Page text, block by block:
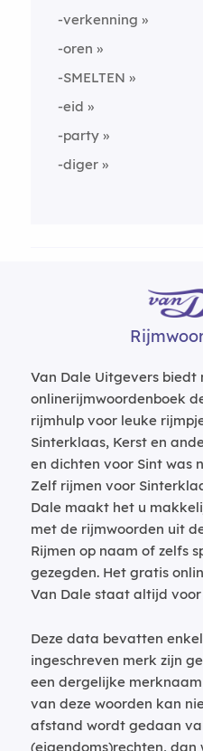
-verkenning
-oren
-SMELTEN
-eid
-party
-diger
Van Dale Uitgevers
onlinerijmwoordenboek
rijmhulp voor leuke
Sinterklaas, Kerst en
en dichten voor Sint was
Zelf rijmen voor
Dale maakt het u
met de rijmwoorden uit
Rijmen op naam of zelfs
gezegden. Het gratis
Van Dale staat altijd voor
Deze data bevatten
ingeschreven merk zijn
een dergelijke
van deze woorden kan
afstand wordt gedaan
(eigendoms)rechten, dan